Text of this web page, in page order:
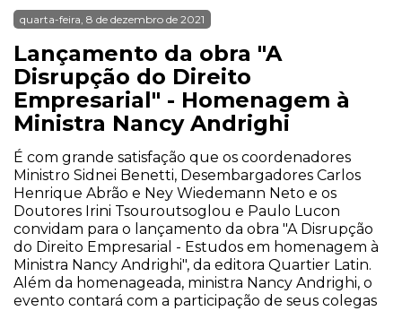
quarta-feira, 8 de dezembro de 2021
Lançamento da obra "A
Disrupção do Direito
Empresarial" - Homenagem à
Ministra Nancy Andrighi
É com grande satisfação que os coordenadores
Ministro Sidnei Benetti, Desembargadores Carlos
Henrique Abrão e Ney Wiedemann Neto e os
Doutores Irini Tsouroutsoglou e Paulo Lucon
convidam para o lançamento da obra "A Disrupção
do Direito Empresarial - Estudos em homenagem à
Ministra Nancy Andrighi", da editora Quartier Latin.
Além da homenageada, ministra Nancy Andrighi, o
evento contará com a participação de seus colegas